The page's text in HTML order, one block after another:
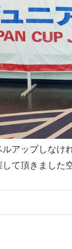
ルアップしなけ
して頂きました